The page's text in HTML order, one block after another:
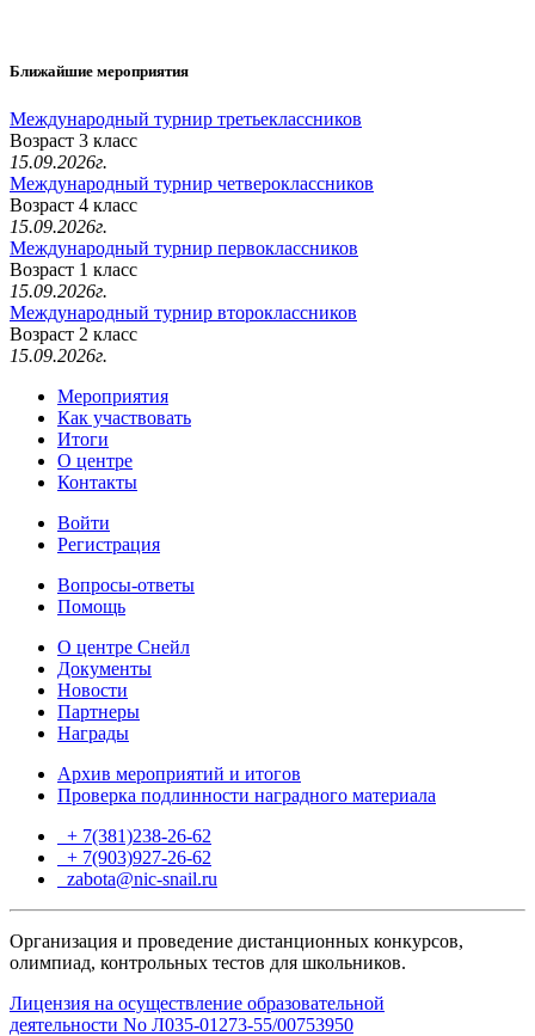
Ближайшие мероприятия
Международный турнир третьеклассников
Возраст 3 класс
15.09.2026г.
Международный турнир четвероклассников
Возраст 4 класс
15.09.2026г.
Международный турнир первоклассников
Возраст 1 класс
15.09.2026г.
Международный турнир второклассников
Возраст 2 класс
15.09.2026г.
Мероприятия
Как участвовать
Итоги
О центре
Контакты
Войти
Регистрация
Вопросы-ответы
Помощь
О центре Снейл
Документы
Новости
Партнеры
Награды
Архив мероприятий и итогов
Проверка подлинности наградного материала
+ 7(381)238-26-62
+ 7(903)927-26-62
zabota@nic-snail.ru
Организация и проведение дистанционных конкурсов,
олимпиад, контрольных тестов для школьников.
Лицензия на осуществление образовательной
деятельности No Л035-01273-55/00753950